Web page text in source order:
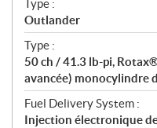
a
t
i
o
n
s
Type :
Outlander
Type :
50 ch / 41.3 lb-pi,
avancée) monocylindre
Fuel Delivery System :
Injection électronique